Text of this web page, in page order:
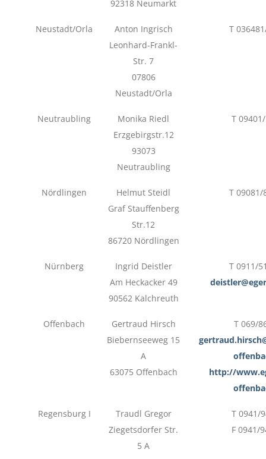
92318 Neumarkt
Neustadt/Orla
Anton Ingrisch
Leonhard-Frankl-
Str. 7
07806
Neustadt/Orla
T
Neutraubling
Monika Riedl
Erzgebirgstr.12
93073
Neutraubling
T
Nördlingen
Helmut Steidl
Graf Stauffenberg
Str.12
86720 Nördlingen
T 09081/
Nürnberg
Ingrid Deistler
Am Heckacker 49
90562 Kalchreuth
T 0911/
Offenbach
Gertraud Hirsch
Biebernseeweg 15
A
63075 Offenbach
T 069/
http://
Regensburg I
Traudl Gregor
Ziegetsdorfer Str.
5 A
T 0941/
F 0941/